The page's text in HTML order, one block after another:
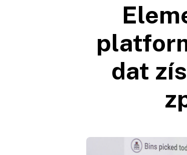
dat